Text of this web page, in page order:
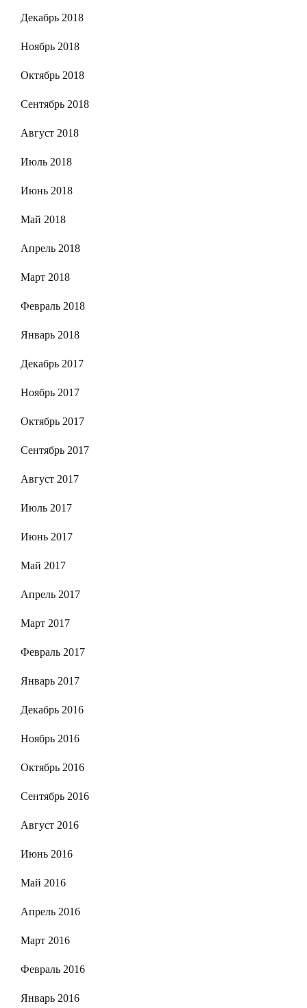
Декабрь 2018
Ноябрь 2018
Октябрь 2018
Сентябрь 2018
Август 2018
Июль 2018
Июнь 2018
Май 2018
Апрель 2018
Март 2018
Февраль 2018
Январь 2018
Декабрь 2017
Ноябрь 2017
Октябрь 2017
Сентябрь 2017
Август 2017
Июль 2017
Июнь 2017
Май 2017
Апрель 2017
Март 2017
Февраль 2017
Январь 2017
Декабрь 2016
Ноябрь 2016
Октябрь 2016
Сентябрь 2016
Август 2016
Июнь 2016
Май 2016
Апрель 2016
Март 2016
Февраль 2016
Январь 2016